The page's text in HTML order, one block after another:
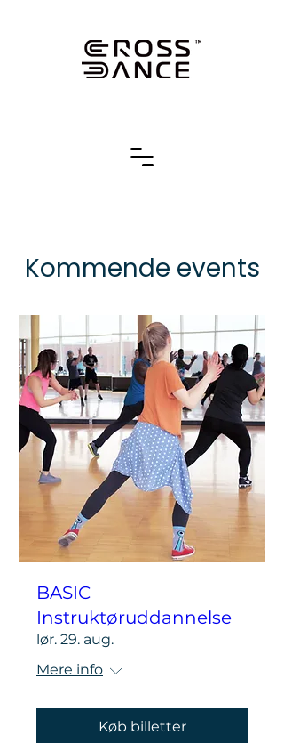
Kommende events
BASIC
Instruktøruddannelse
lør. 29. aug.
Mere info
Køb billetter